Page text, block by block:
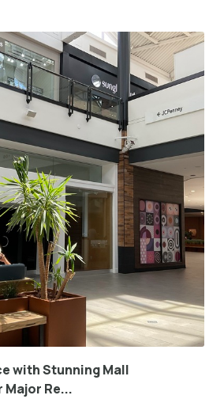
with Stunning Mall
Re...